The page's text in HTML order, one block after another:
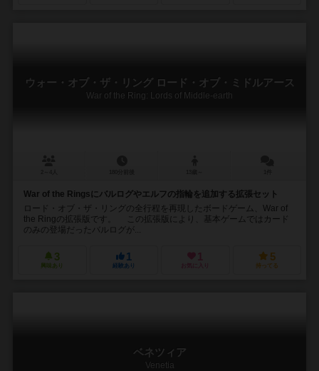
ウォー・オブ・ザ・リング ロード・オブ・ミドルアース
War of the Ring: Lords of Middle-earth
War of the Ringsにバルログやエルフの指輪を追加する拡張セット
ロード・オブ・ザ・リングの全行程を再現したボードゲーム、War of
the Ringの拡張版です。 この拡張版により、基本ゲームではカード
のみの登場だったバルログが...
3
興味あり
1
経験あり
1
お気に入り
5
持ってる
ベネツィア
Venetia